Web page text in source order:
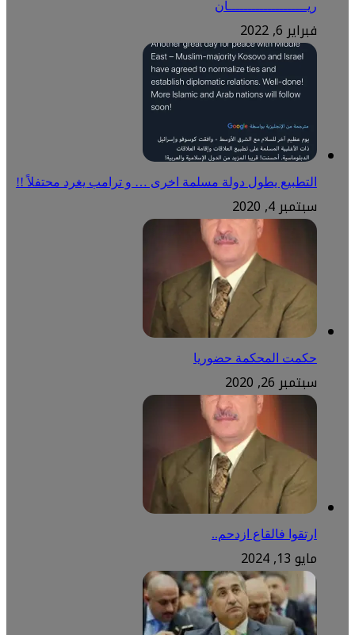
ريــــــــــــــــــــان
فبراير 6, 2022
التطبيع يطول دولة مسلمة اخرى … و ترامب يغرد محتفلاً !!
سبتمبر 4, 2020
حكمت المحكمة حضوريا
سبتمبر 26, 2020
ارتقوا فالقاع ازدحم..
مايو 13, 2024